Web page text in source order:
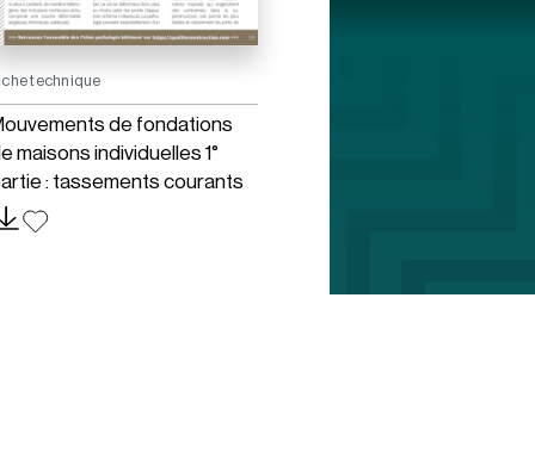
technique
de fondations
maisons individuelles 1°
: tassements courants